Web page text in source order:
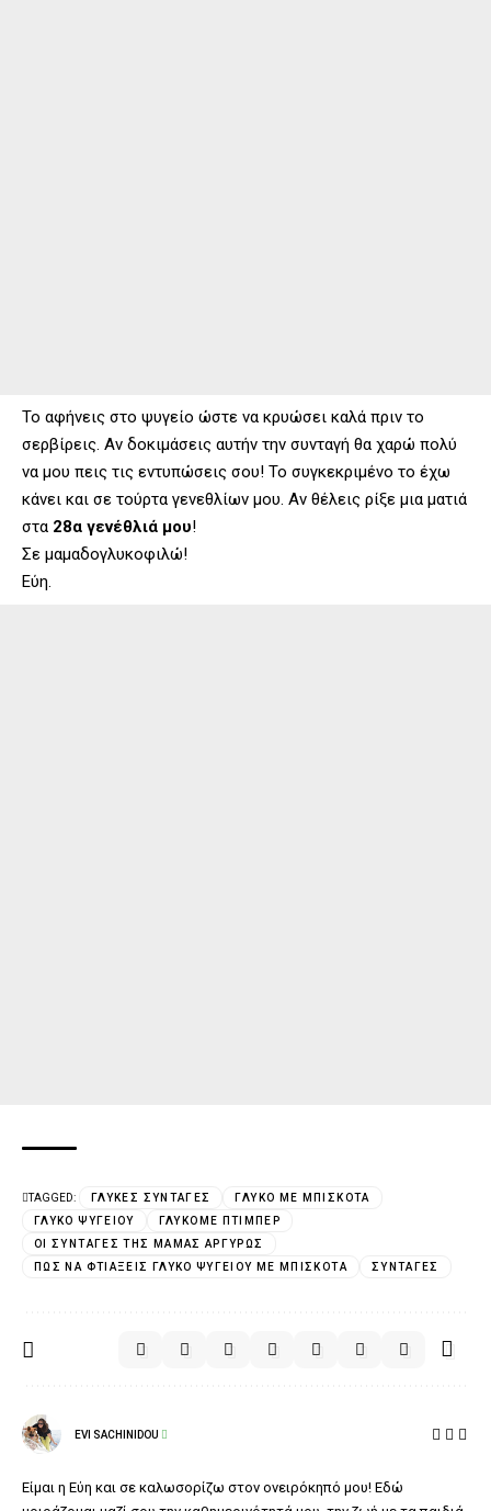
Το αφήνεις στο ψυγείο ώστε να κρυώσει καλά πριν το
σερβίρεις. Αν δοκιμάσεις αυτήν την συνταγή θα χαρώ πολύ
να μου πεις τις εντυπώσεις σου! Το συγκεκριμένο το έχω
κάνει και σε τούρτα γενεθλίων μου. Αν θέλεις ρίξε μια ματιά
στα 28α γενέθλιά μου!
Σε μαμαδογλυκοφιλώ!
Εύη.
TAGGED: ΓΛΥΚΈΣ ΣΥΝΤΑΓΈΣ
ΓΛΥΚΌ ΜΕ ΜΠΙΣΚΌΤΑ
ΓΛΥΚΌ ΨΥΓΕΊΟΥ
ΓΛΥΚΌΜΕ ΠΤΙΜΠΕΡ
ΟΙ ΣΥΝΤΑΓΈΣ ΤΗΣ ΜΑΜΆΣ ΑΡΓΥΡΏΣ
ΠΏΣ ΝΑ ΦΤΙΆΞΕΙΣ ΓΛΥΚΌ ΨΥΓΕΊΟΥ ΜΕ ΜΠΙΣΚΌΤΑ
ΣΥΝΤΑΓΈΣ
EVI SACHINIDOU
Είμαι η Εύη και σε καλωσορίζω στον ονειρόκηπό μου! Εδώ